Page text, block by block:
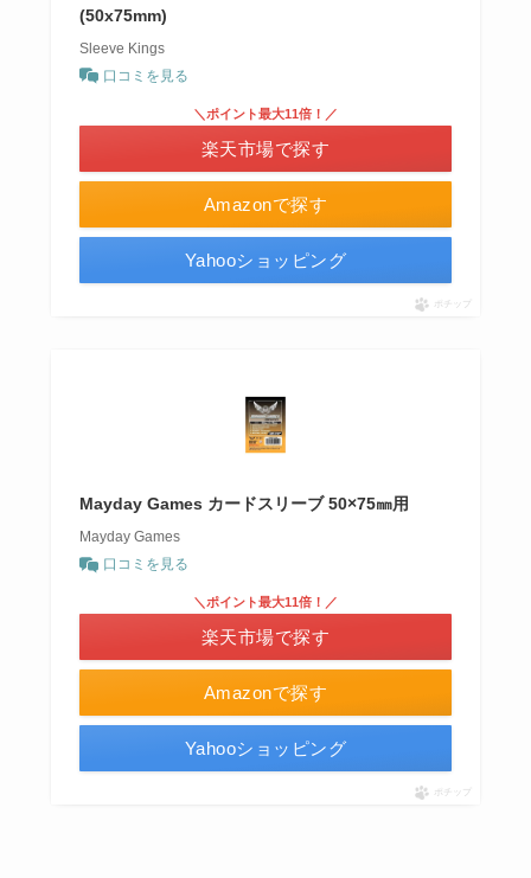
(50x75mm)
Sleeve Kings
口コミを見る
Amazonで探す
＼ポイント最大11倍！／
楽天市場で探す
Yahooショッピング
ポチップ
Mayday Games カードスリーブ 50×75㎜用
Mayday Games
口コミを見る
Amazonで探す
＼ポイント最大11倍！／
楽天市場で探す
Yahooショッピング
ポチップ